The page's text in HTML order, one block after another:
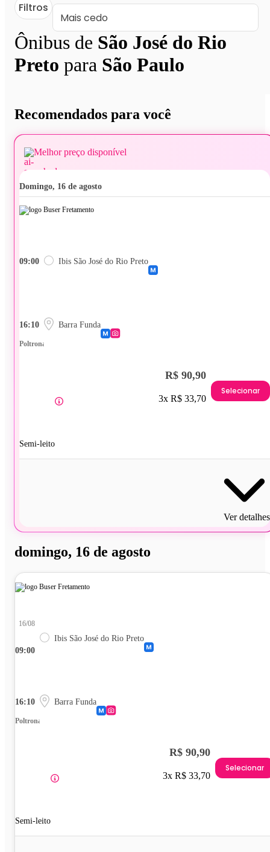
Ônibus de São José do Rio
Preto para São Paulo
Filtros
Recomendados para você
Melhor preço disponível
domingo, 16 de agosto
09:00 Ibis São José do Rio Preto
16:10 Barra Funda
Poltrona
Semi-leito
R$ 90,90
3x R$ 33,70
Selecionar
Ver detalhes
domingo, 16 de agosto
09:00
16/08
Ibis São José do Rio Preto
16:10 Barra Funda
Poltrona
Semi-leito
R$ 90,90
3x R$ 33,70
Selecionar